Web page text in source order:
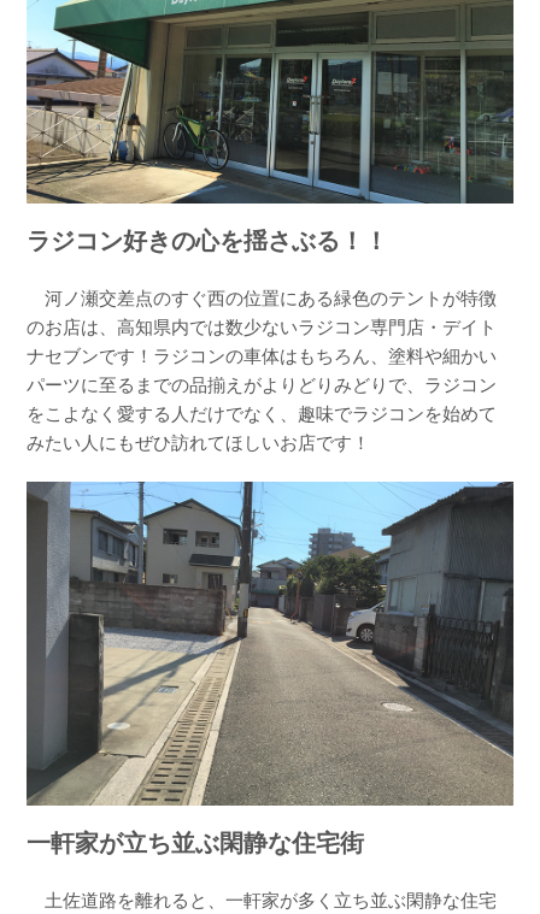
ラジコン好きの心を揺さぶる！！
河ノ瀬交差点のすぐ西の位置にある緑色のテントが特徴
のお店は、高知県内では数少ないラジコン専門店・デイト
ナセブンです！ラジコンの車体はもちろん、塗料や細かい
パーツに至るまでの品揃えがよりどりみどりで、ラジコン
をこよなく愛する人だけでなく、趣味でラジコンを始めて
みたい人にもぜひ訪れてほしいお店です！
一軒家が立ち並ぶ閑静な住宅街
土佐道路を離れると、一軒家が多く立ち並ぶ閑静な住宅